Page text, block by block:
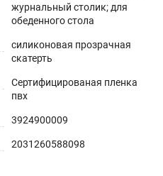
краями
глянцевую или
журнальный столик; для
обеденного стола
силиконовая прозрачная
скатерть
Сертифицированая пленка
пвх
3924900009
2031260588098